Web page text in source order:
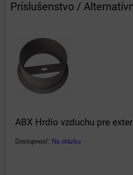
Príslušenstvo /
ABX Hrdlo vzduchu pre
Dostupnosť: Na otázku